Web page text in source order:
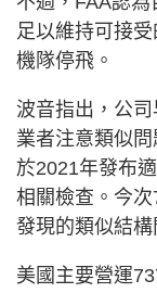
足以維持可接
機隊停飛。
波音指出，公
業者注意類似
於2021年發布
相關檢查。今
發現的類似結構
美國主要營運